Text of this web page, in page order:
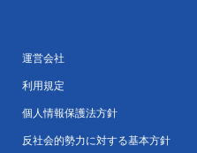
運営会社
利用規定
個人情報保護法方針
反社会的勢力に対する基本方針